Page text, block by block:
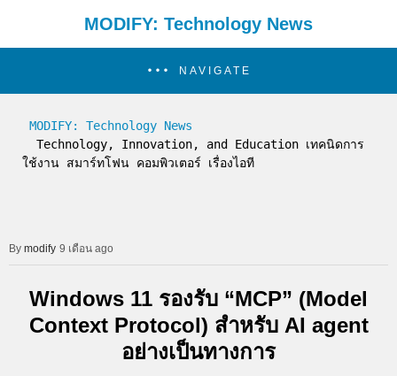
MODIFY: Technology News
NAVIGATE
MODIFY: Technology News
ใช้งาน สมาร์ทโฟน คอมพิวเตอร์ เรื่องไอที
modify 9 เดือน ago
Windows 11 รองรับ “MCP” (Model
Context Protocol) สำหรับ AI agent
อย่างเป็นทางการ